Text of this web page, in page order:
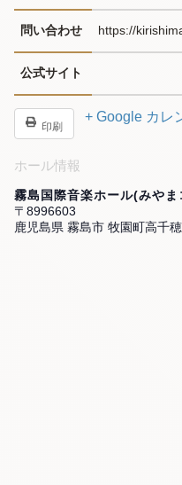
問い合わせ https://
公式サイト
印刷
+ Google カレ
ホール情報
霧島国際音楽ホール(みやま
〒8996603
鹿児島県 霧島市 牧園町高千